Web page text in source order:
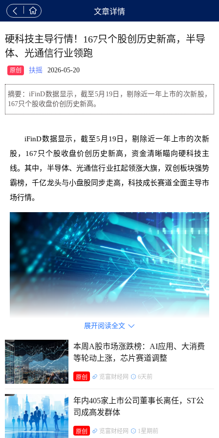
  文章详情
硬科技主导行情！167只个股创历史新高，半导
体、光通信行业领跑
原创 扶摇 2026-05-20
摘要：iFinD数据显示，截至5月19日，剔除近一年上市的次新股，
167只个股收盘价创历史新高。
iFinD数据显示，截至5月19日，剔除近一年上市的次新
股，167只个股收盘价创历史新高，资金清晰瞄向硬科技主
线。其中，半导体、光通信行业扛起领涨大旗，双创板块强势
霸榜，千亿龙头与小盘股同步走高，科技成长赛道全面主导市
场行情。
167只个股创新高，半导体、光通信成主力
截至5月19日收盘价创历史新高的167只个股，行业分布呈
现出较强的集中性，硬科技相关行业成为绝对主角，印证了产
业趋势对股价的驱动作用。数据显示，电子行业以65只新高股
独占鳌头，占据新高股总数的38.92%，接近四成；机械设备
行业紧随其后，有32只新高股，占比19.16%；电力设备行业
展开阅读全文 
本周A股市场涨跌榜：AI应用、大消费
等轮动上涨，芯片赛道调整
原创 览富财经网 6天前
年内405家上市公司董事长离任，ST公
司成高发群体
原创 览富财经网 1星期前